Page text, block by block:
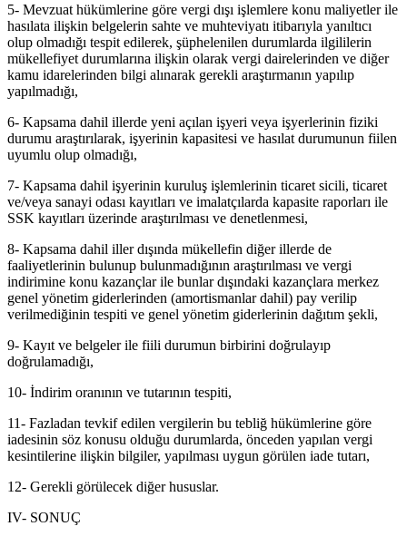
5- Mevzuat hükümlerine göre vergi dışı işlemlere konu maliyetler ile
hasılata ilişkin belgelerin sahte ve muhteviyatı itibarıyla yanıltıcı
olup olmadığı tespit edilerek, şüphelenilen durumlarda ilgililerin
mükellefiyet durumlarına ilişkin olarak vergi dairelerinden ve diğer
kamu idarelerinden bilgi alınarak gerekli araştırmanın yapılıp
yapılmadığı,
6- Kapsama dahil illerde yeni açılan işyeri veya işyerlerinin fiziki
durumu araştırılarak, işyerinin kapasitesi ve hasılat durumunun fiilen
uyumlu olup olmadığı,
7- Kapsama dahil işyerinin kuruluş işlemlerinin ticaret sicili, ticaret
ve/veya sanayi odası kayıtları ve imalatçılarda kapasite raporları ile
SSK kayıtları üzerinde araştırılması ve denetlenmesi,
8- Kapsama dahil iller dışında mükellefin diğer illerde de
faaliyetlerinin bulunup bulunmadığının araştırılması ve vergi
indirimine konu kazançlar ile bunlar dışındaki kazançlara merkez
genel yönetim giderlerinden (amortismanlar dahil) pay verilip
verilmediğinin tespiti ve genel yönetim giderlerinin dağıtım şekli,
9- Kayıt ve belgeler ile fiili durumun birbirini doğrulayıp
doğrulamadığı,
10- İndirim oranının ve tutarının tespiti,
11- Fazladan tevkif edilen vergilerin bu tebliğ hükümlerine göre
iadesinin söz konusu olduğu durumlarda, önceden yapılan vergi
kesintilerine ilişkin bilgiler, yapılması uygun görülen iade tutarı,
12- Gerekli görülecek diğer hususlar.
IV- SONUÇ